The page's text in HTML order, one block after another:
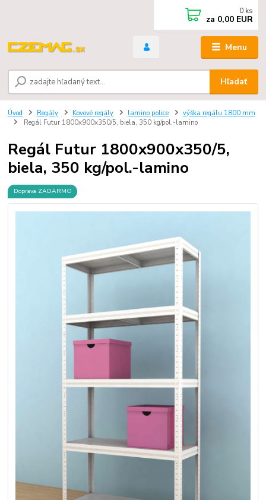
Menu
Hľadať
0 ks
za 0,00 EUR
Úvod Regály Kovové regály lamino police
výška regálu 1800 mm
Regál Futur 1800x900x350/5, biela, 350 kg/pol.-lamino
Regál Futur 1800x900x350/5,
biela, 350 kg/pol.-lamino
Doprava ZADARMO